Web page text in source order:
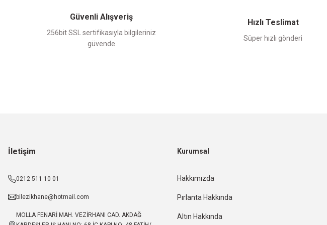
Güvenli Alışveriş
256bit SSL sertifikasıyla bilgileriniz
güvende
Hızlı Teslimat
Süper hızlı gönderi
İletişim
0212 511 10 01
bilezikhane@hotmail.com
MOLLA FENARİ MAH. VEZİRHANI CAD. AKDAĞ
Kurumsal
Hakkımızda
Pırlanta Hakkında
Altın Hakkında